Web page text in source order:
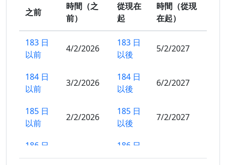
之前
時間（之
前）
從現在
起
時間（從現
在起）
183 日
以前
4/2/2026
183 日
以後
5/2/2027
184 日
以前
3/2/2026
184 日
以後
6/2/2027
185 日
以前
2/2/2026
185 日
以後
7/2/2027
186 日
以前
186 日
以後